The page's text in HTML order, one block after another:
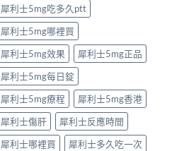
犀利士5mg吃多久ptt
犀利士5mg哪裡買
犀利士5mg效果
犀利士5mg正品
犀利士5mg每日錠
犀利士5mg療程
犀利士5mg香港
犀利士傷肝
犀利士反應時間
犀利士哪裡買
犀利士多久吃一次